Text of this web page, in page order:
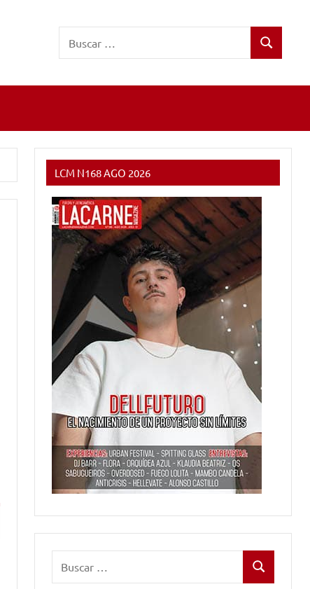
Buscar
LCM N168 AGO 2026
Buscar